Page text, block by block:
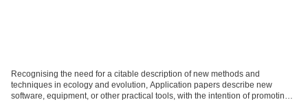
Recognising the need for a citable description of new methods and
techniques in ecology and evolution, Application papers describe new
software, equipment, or other practical tools, with the intention of promoting